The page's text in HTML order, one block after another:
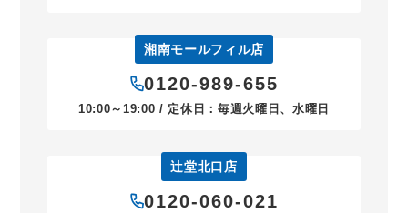
湘南モールフィル店
0120-989-655
10:00～19:00 / 定休日：毎週火曜日、水曜日
辻堂北口店
0120-060-021